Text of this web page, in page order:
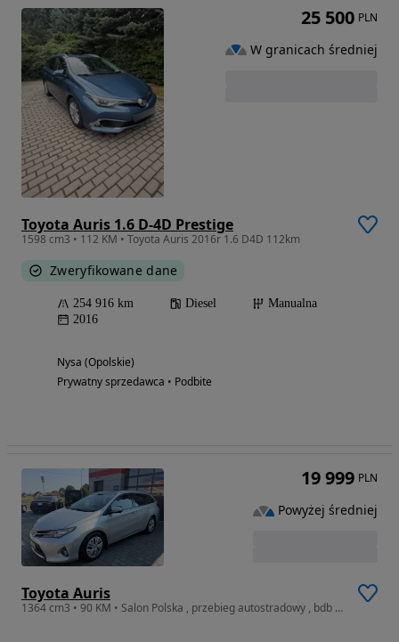
Toyota Auris 1.6 D-4D Prestige
1598 cm3 • 112 KM • Toyota Auris 2016r 1.6 D4D 112km
Zweryfikowane dane
254 916 km Diesel
Manualna
2016
Nysa (Opolskie)
Prywatny sprzedawca • Podbite
25 500 PLN
W granicach średniej
Toyota Auris
1364 cm3 • 90 KM • Salon Polska , przebieg autostradowy , bdb stan
19 999 PLN
Powyżej średniej